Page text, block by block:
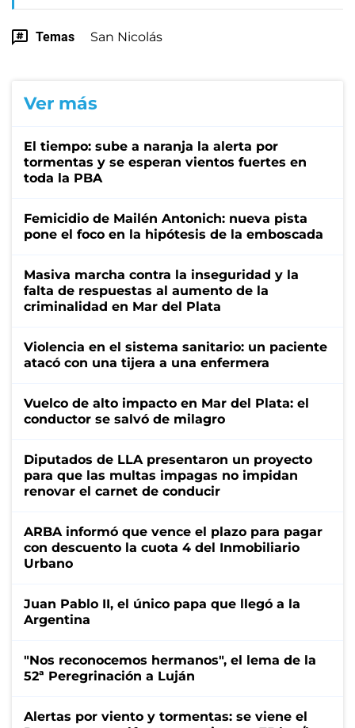
Temas San Nicolás
Ver más
El tiempo: sube a naranja la alerta por
tormentas y se esperan vientos fuertes en
toda la PBA
Femicidio de Mailén Antonich: nueva pista
pone el foco en la hipótesis de la emboscada
Masiva marcha contra la inseguridad y la
falta de respuestas al aumento de la
criminalidad en Mar del Plata
Violencia en el sistema sanitario: un paciente
atacó con una tijera a una enfermera
Vuelco de alto impacto en Mar del Plata: el
conductor se salvó de milagro
Diputados de LLA presentaron un proyecto
para que las multas impagas no impidan
renovar el carnet de conducir
ARBA informó que vence el plazo para pagar
con descuento la cuota 4 del Inmobiliario
Urbano
Juan Pablo II, el único papa que llegó a la
Argentina
"Nos reconocemos hermanos", el lema de la
52ª Peregrinación a Luján
Alertas por viento y tormentas: se viene el